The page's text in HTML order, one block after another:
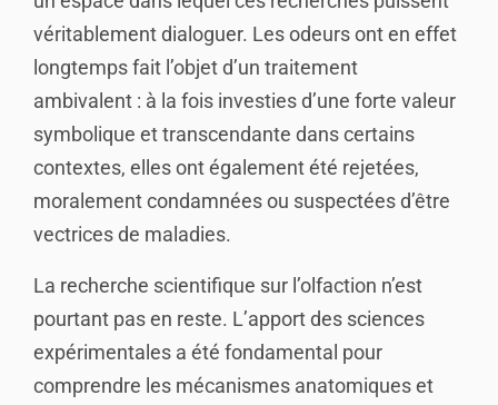
véritablement dialoguer. Les odeurs ont en effet
longtemps fait l’objet d’un traitement
ambivalent : à la fois investies d’une forte valeur
symbolique et transcendante dans certains
contextes, elles ont également été rejetées,
moralement condamnées ou suspectées d’être
vectrices de maladies.
La recherche scientifique sur l’olfaction n’est
pourtant pas en reste. L’apport des sciences
expérimentales a été fondamental pour
comprendre les mécanismes anatomiques et